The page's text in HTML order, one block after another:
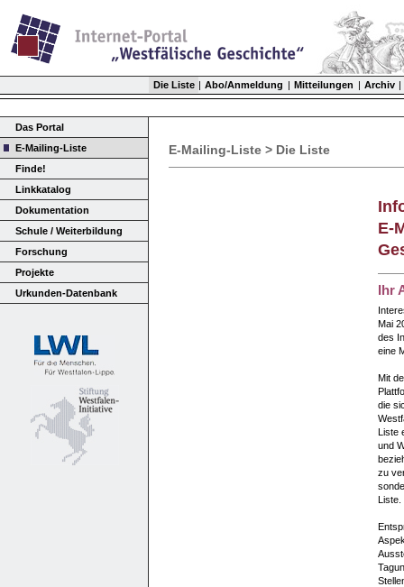
Die Liste | Abo/Anmeldung | Mitteilungen | Archiv |
Das Portal
E-Mailing-Liste
Finde!
Linkkatalog
Dokumentation
Schule / Weiterbildung
Forschung
Projekte
Urkunden-Datenbank
E-Mailing-Liste > Die Liste
E-
Ihr
Mai
des
eine
Mit
die
Liste
und
zu
Liste.